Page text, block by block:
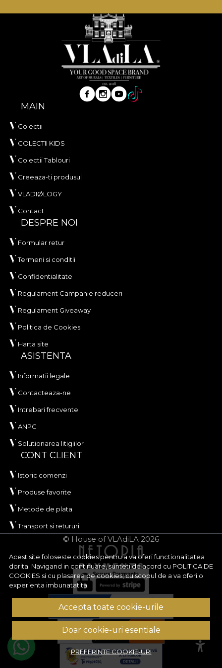
procesul nostru de productie folosim o baza Vlies,
un material netesut, extrem de rezistent si de usor
Acest site foloseste cookies pentru a va oferi functionalitatea
dorita. Navigand in continuare, sunteti de acord cu POLITICA DE
COOKIES si cu plasarea de cookies, cu scopul de a va oferi o
experienta imbunatatita.
Accepta toate cookie-urile
Doar cookie-uri esentiale
PREFERINTE COOKIE-URI
MAIN
Colectii
COLECTII KIDS
Colectii Tablouri
Creeaza-ti produsul
VLADIØLOGY
Contact
DESPRE NOI
Formular retur
Termeni si conditii
Confidentialitate
Regulament Campanie reduceri
Regulament Giveaway
Politica de Cookies
Harta site
ASISTENTA
Informatii legale
Contacteaza-ne
Intrebari frecvente
ANPC
Solutionarea litigiilor
CONT CLIENT
Istoric comenzi
Produse favorite
Metode de plata
Transport si retururi
© House of VLAdiLA 2026